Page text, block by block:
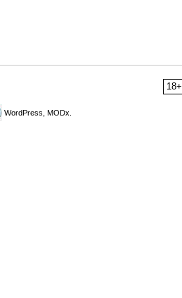
18+
WordPress, MODx.